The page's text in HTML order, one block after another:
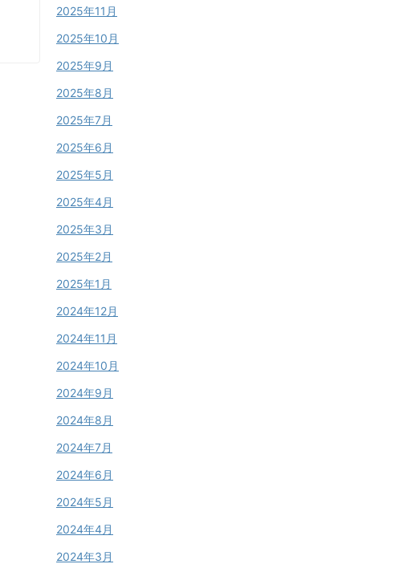
2025年11月
2025年10月
2025年9月
2025年8月
2025年7月
2025年6月
2025年5月
2025年4月
2025年3月
2025年2月
2025年1月
2024年12月
2024年11月
2024年10月
2024年9月
2024年8月
2024年7月
2024年6月
2024年5月
2024年4月
2024年3月